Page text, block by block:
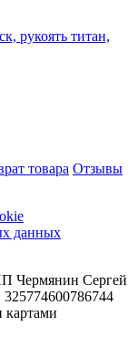
рукоять титан,
товара Отзывы
данных
Чермянин Сергей
картами